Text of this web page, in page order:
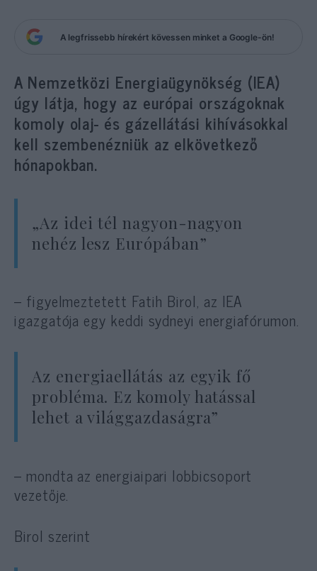
A legfrissebb hírekért kövessen minket a Google-ön!
A Nemzetközi Energiaügynökség (IEA)
úgy látja, hogy az európai országoknak
komoly olaj- és gázellátási kihívásokkal
kell szembenézniük az elkövetkező
hónapokban.
„Az idei tél nagyon-nagyon
nehéz lesz Európában”
– figyelmeztetett Fatih Birol, az IEA
igazgatója egy keddi sydneyi energiafórumon.
Az energiaellátás az egyik fő
probléma. Ez komoly hatással
lehet a világgazdaságra”
– mondta az energiaipari lobbicsoport
vezetője.
Birol szerint